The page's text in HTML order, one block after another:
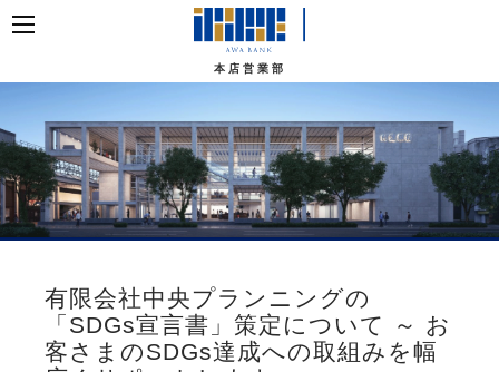
本店営業部
有限会社中央プランニングの
「SDGs宣言書」策定について ～ お
客さまのSDGs達成への取組みを幅